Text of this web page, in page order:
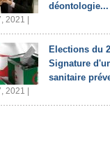
déontologie...
2021 |
Elections du
Signature
sanitaire
2021 |